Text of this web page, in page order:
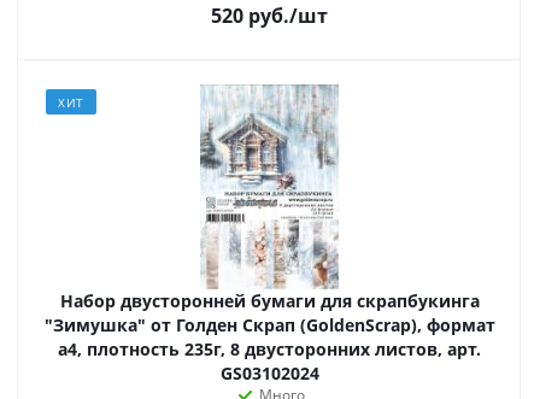
520 руб./шт
ХИТ
Набор двусторонней бумаги для скрапбукинга
"Зимушка" от Голден Скрап (GoldenScrap), формат
а4, плотность 235г, 8 двусторонних листов, арт.
GS03102024
Много